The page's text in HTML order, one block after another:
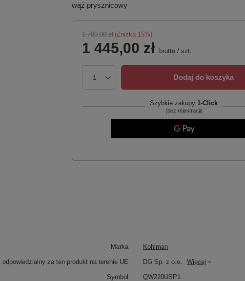
wąż prysznicowy
1 700,00 zł (Zniżka 15%)
1 445,00 zł brutto/ szt.
Dodaj do koszyka
Szybkie zakupy 1-Click
(bez rejestracji)
Marka Kohlman
odpowiedzialny za ten produkt na terenie UE DG Sp. z o.o. Więcej
Symbol QW220USP1